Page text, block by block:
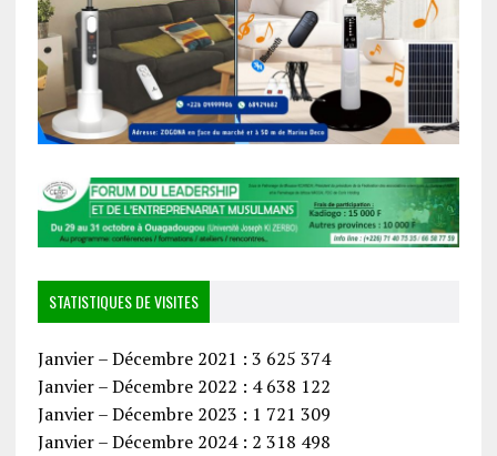
STATISTIQUES DE VISITES
Janvier – Décembre 2021 : 3 625 374
Janvier – Décembre 2022 : 4 638 122
Janvier – Décembre 2023 : 1 721 309
Janvier – Décembre 2024 : 2 318 498